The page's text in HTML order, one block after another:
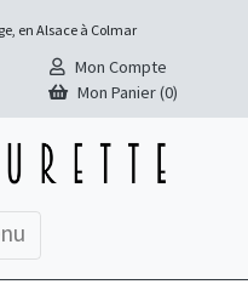
en Alsace à Colmar
Mon Compte
Mon Panier (0)